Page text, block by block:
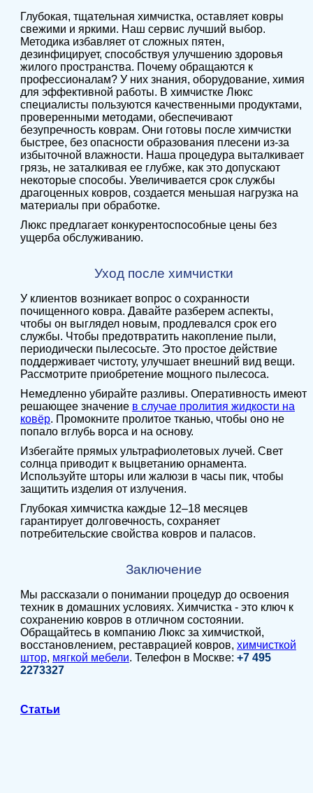
Глубокая, тщательная химчистка, оставляет ковры
свежими и яркими. Наш сервис лучший выбор.
Методика избавляет от сложных пятен,
дезинфицирует, способствуя улучшению здоровья
жилого пространства. Почему обращаются к
профессионалам? У них знания, оборудование, химия
для эффективной работы. В химчистке Люкс
специалисты пользуются качественными продуктами,
проверенными методами, обеспечивают
безупречность коврам. Они готовы после химчистки
быстрее, без опасности образования плесени из-за
избыточной влажности. Наша процедура выталкивает
грязь, не заталкивая ее глубже, как это допускают
некоторые способы. Увеличивается срок службы
драгоценных ковров, создается меньшая нагрузка на
материалы при обработке.
Люкс предлагает конкурентоспособные цены без
ущерба обслуживанию.
Уход после химчистки
У клиентов возникает вопрос о сохранности
почищенного ковра. Давайте разберем аспекты,
чтобы он выглядел новым, продлевался срок его
службы. Чтобы предотвратить накопление пыли,
периодически пылесосьте. Это простое действие
поддерживает чистоту, улучшает внешний вид вещи.
Рассмотрите приобретение мощного пылесоса.
Немедленно убирайте разливы. Оперативность имеют
решающее значение в случае пролития жидкости на
ковёр. Промокните пролитое тканью, чтобы оно не
попало вглубь ворса и на основу.
Избегайте прямых ультрафиолетовых лучей. Свет
солнца приводит к выцветанию орнамента.
Используйте шторы или жалюзи в часы пик, чтобы
защитить изделия от излучения.
Глубокая химчистка каждые 12–18 месяцев
гарантирует долговечность, сохраняет
потребительские свойства ковров и паласов.
Заключение
Мы рассказали о понимании процедур до освоения
техник в домашних условиях. Химчистка - это ключ к
сохранению ковров в отличном состоянии.
Обращайтесь в компанию Люкс за химчисткой,
восстановлением, реставрацией ковров, химчисткой
штор, мягкой мебели. Телефон в Москве: +7 495
2273327
Статьи